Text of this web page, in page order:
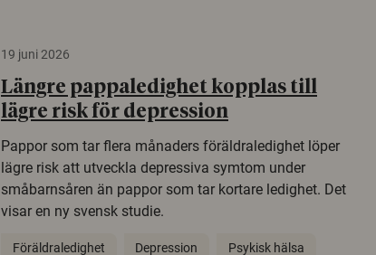
19 juni 2026
Längre pappaledighet kopplas till
lägre risk för depression
Pappor som tar flera månaders föräldraledighet löper
lägre risk att utveckla depressiva symtom under
småbarnsåren än pappor som tar kortare ledighet. Det
visar en ny svensk studie.
Föräldraledighet Depression Psykisk hälsa